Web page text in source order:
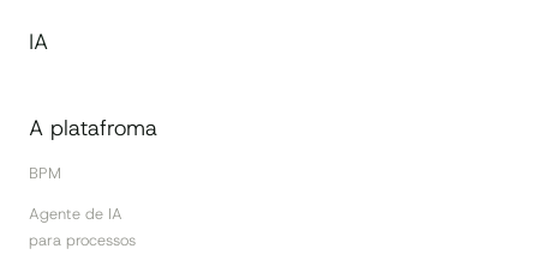
IA
A platafroma
BPM
Agente de IA
para processos